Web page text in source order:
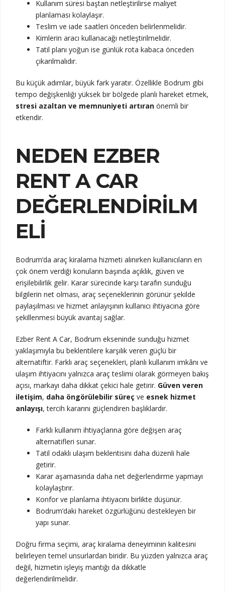
Kullanım süresi baştan netleştirilirse maliyet
planlaması kolaylaşır.
Teslim ve iade saatleri önceden belirlenmelidir.
Kimlerin aracı kullanacağı netleştirilmelidir.
Tatil planı yoğun ise günlük rota kabaca önceden
çıkarılmalıdır.
Bu küçük adımlar, büyük fark yaratır. Özellikle Bodrum gibi
tempo değişkenliği yüksek bir bölgede planlı hareket etmek,
stresi azaltan ve memnuniyeti artıran önemli bir
etkendir.
NEDEN EZBER
RENT A CAR
DEĞERLENDIRILM
ELI
Bodrum’da araç kiralama hizmeti alınırken kullanıcıların en
çok önem verdiği konuların başında açıklık, güven ve
erişilebilirlik gelir. Karar sürecinde karşı tarafın sunduğu
bilgilerin net olması, araç seçeneklerinin görünür şekilde
paylaşılması ve hizmet anlayışının kullanıcı ihtiyacına göre
şekillenmesi büyük avantaj sağlar.
Ezber Rent A Car, Bodrum ekseninde sunduğu hizmet
yaklaşımıyla bu beklentilere karşılık veren güçlü bir
alternatiftir. Farklı araç seçenekleri, planlı kullanım imkânı ve
ulaşım ihtiyacını yalnızca araç teslimi olarak görmeyen bakış
açısı, markayı daha dikkat çekici hale getirir. Güven veren
iletişim, daha öngörülebilir süreç ve esnek hizmet
anlayışı, tercih kararını güçlendiren başlıklardır.
Farklı kullanım ihtiyaçlarına göre değişen araç
alternatifleri sunar.
Tatil odaklı ulaşım beklentisini daha düzenli hale
getirir.
Karar aşamasında daha net değerlendirme yapmayı
kolaylaştırır.
Konfor ve planlama ihtiyacını birlikte düşünür.
Bodrum’daki hareket özgürlüğünü destekleyen bir
yapı sunar.
Doğru firma seçimi, araç kiralama deneyiminin kalitesini
belirleyen temel unsurlardan biridir. Bu yüzden yalnızca araç
değil, hizmetin işleyiş mantığı da dikkatle
değerlendirilmelidir.